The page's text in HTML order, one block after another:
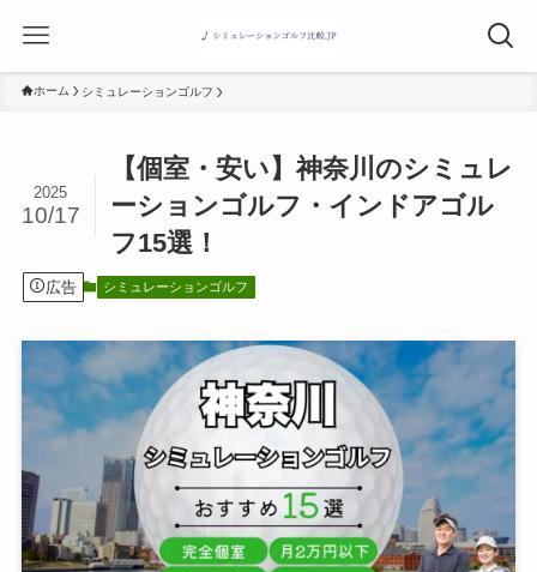
ホーム シミュレーションゴルフ
【個室・安い】神奈川のシミュレ
ーションゴルフ・インドアゴル
フ15選！
2025
10/17
広告 シミュレーションゴルフ